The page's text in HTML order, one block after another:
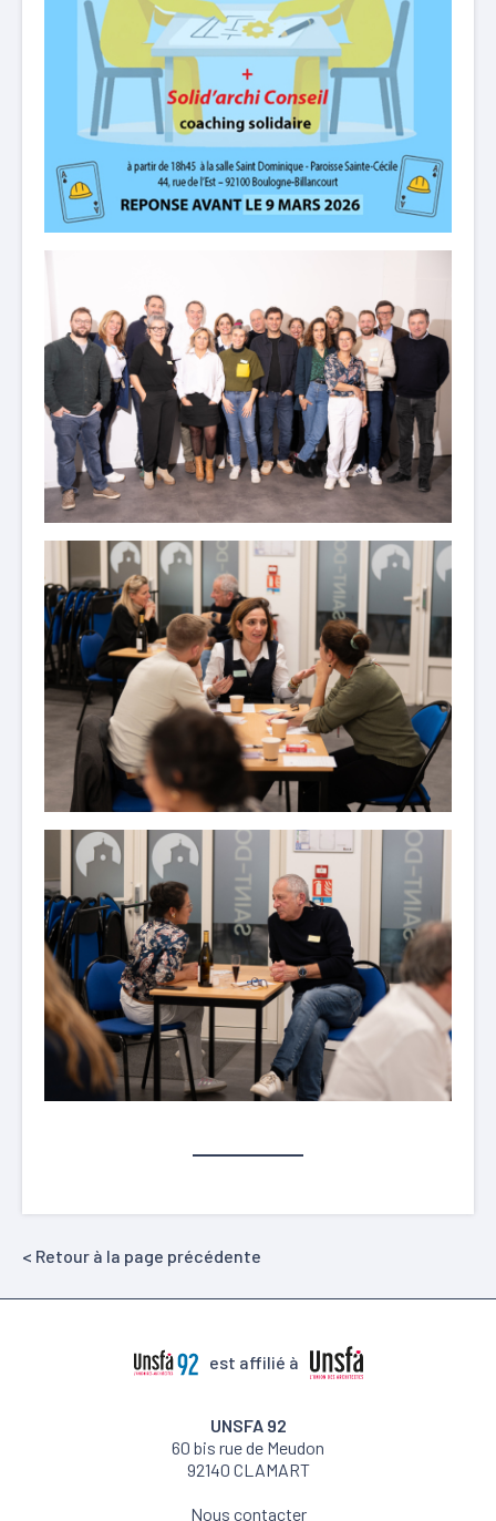
< Retour à la page précédente
est affilié à
UNSFA 92
60 bis rue de Meudon
92140 CLAMART
Nous contacter